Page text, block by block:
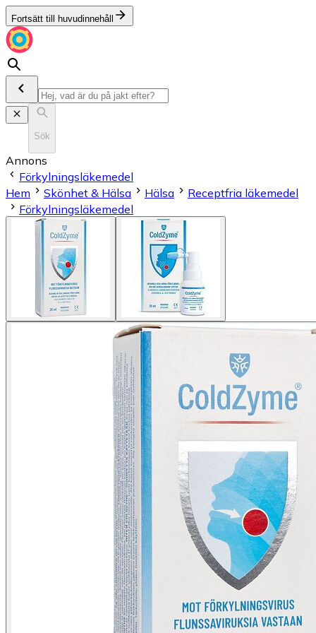
Fortsätt till huvudinnehåll
Sök
Annons
Förkylningsläkemedel
Hem
Skönhet & Hälsa Hälsa
Receptfria läkemedel
Förkylningsläkemedel